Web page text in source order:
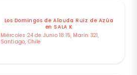
Los Domingos de Alauda Ruiz de Azúa
en SALA K
Miércoles 24 de Junio 18:15, Marín 321,
Santiago, Chile